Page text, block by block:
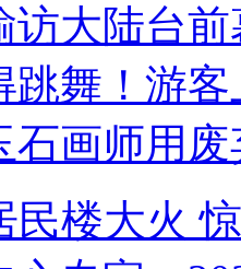
访大陆台
跳舞！游客
石画师用
民楼大火